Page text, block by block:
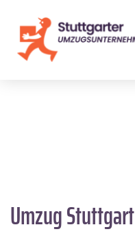
Umzug Stuttgart